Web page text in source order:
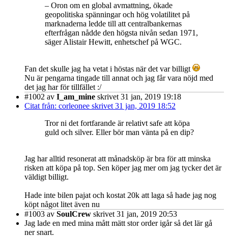
– Oron om en global avmattning, ökade
geopolitiska spänningar och hög volatilitet på
marknaderna ledde till att centralbankernas
efterfrågan nådde den högsta nivån sedan 1971,
säger Alistair Hewitt, enhetschef på WGC.
Fan det skulle jag ha vetat i höstas när det var billigt
Nu är pengarna tingade till annat och jag får vara nöjd med
det jag har för tillfället :/
#1002 av I_am_mine skrivet 31 jan, 2019 19:18
Citat från: corleonee skrivet 31 jan, 2019 18:52
Tror ni det fortfarande är relativt safe att köpa
guld och silver. Eller bör man vänta på en dip?
Jag har alltid resonerat att månadsköp är bra för att minska
risken att köpa på top. Sen köper jag mer om jag tycker det är
väldigt billigt.
Hade inte bilen pajat och kostat 20k att laga så hade jag nog
köpt något litet även nu
#1003 av SoulCrew skrivet 31 jan, 2019 20:53
Jag lade en med mina mått mätt stor order igår så det lär gå
ner snart.